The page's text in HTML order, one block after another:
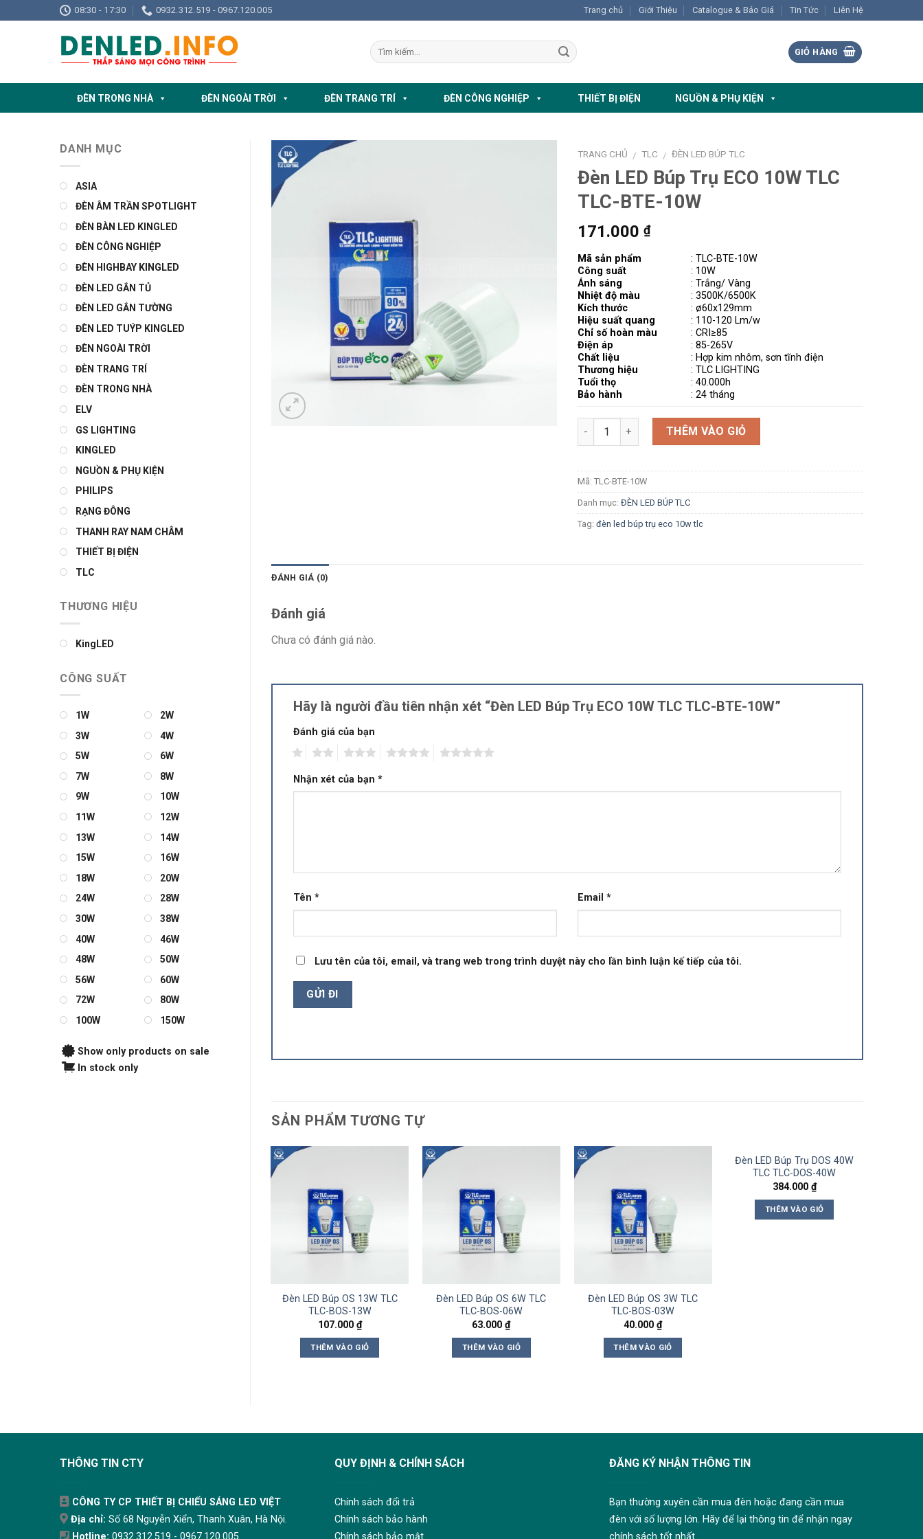
to
08:30 - 17:30 0932.312.519 - 0967.120.005 Trang chủ Giới Thiệu Catalogue & Báo Giá Tin Tức Liên Hệ
GIỎ HÀNG
ĐÈN TRONG NHÀ ĐÈN NGOÀI TRỜI ĐÈN TRANG TRÍ ĐÈN CÔNG NGHIỆP THIẾT BỊ ĐIỆN NGUỒN & PHỤ KIỆN
TRANG CHỦ / TLC / ĐÈN LED BÚP TLC
Đèn LED Búp Trụ ECO 10W TLC
TLC-BTE-10W
171.000 ₫
Mã sản phẩm
Công suất
Ánh sáng
Nhiệt độ màu
Kích thước
Hiệu suất quang
Chỉ số hoàn màu
Điện áp
Chất liệu
Thương hiệu
Tuổi thọ
Bảo hành
: TLC-BTE-10W
: 10W
: Trắng/ Vàng
: 3500K/6500K
: ø60x129mm
: 110-120 Lm/w
: CRI≥85
: 85-265V
: Hợp kim nhôm, sơn tĩnh điện
: TLC LIGHTING
: 40.000h
: 24 tháng
Số lượng THÊM VÀO GIỎ
Mã: TLC-BTE-10W
Danh mục: ĐÈN LED BÚP TLC
Tag: đèn led búp trụ eco 10w tlc
ĐÁNH GIÁ (0)
Đánh giá
Chưa có đánh giá nào.
Hãy là người đầu tiên nhận xét “Đèn LED Búp Trụ ECO 10W TLC TLC-BTE-10W”
Đánh giá của bạn
Nhận xét của bạn *
Tên * Email *
Lưu tên của tôi, email, và trang web trong trình duyệt này cho lần bình luận kế tiếp của tôi.
SẢN PHẨM TƯƠNG TỰ
Đèn LED Búp OS 13W TLC
TLC-BOS-13W
107.000 ₫
THÊM VÀO GIỎ
Đèn LED Búp OS 6W TLC
TLC-BOS-06W
63.000₫
THÊM VÀO GIỎ
Đèn LED Búp OS 3W TLC
TLC-BOS-03W
40.000₫
THÊM VÀO GIỎ
Đèn LED Búp Trụ DOS 40W
TLC TLC-DOS-40W
384.000 ₫
THÊM VÀO GIỎ
DANH MỤC
ASIA
ĐÈN ÂM TRẦN SPOTLIGHT
ĐÈN BÀN LED KINGLED
ĐÈN CÔNG NGHIỆP
ĐÈN HIGHBAY KINGLED
ĐÈN LED GẮN TỦ
ĐÈN LED GẮN TƯỜNG
ĐÈN LED TUÝP KINGLED
ĐÈN NGOÀI TRỜI
ĐÈN TRANG TRÍ
ĐÈN TRONG NHÀ
ELV
GS LIGHTING
KINGLED
NGUỒN & PHỤ KIỆN
PHILIPS
RẠNG ĐÔNG
THANH RAY NAM CHÂM
THIẾT BỊ ĐIỆN
TLC
THƯƠNG HIỆU
KingLED
CÔNG SUẤT
1W
2W
3W
4W
5W
6W
7W
8W
9W
10W
11W
12W
13W
14W
15W
16W
18W
20W
24W
28W
30W
38W
40W
46W
48W
50W
56W
60W
72W
80W
100W
150W
Show only products on sale
In stock only
THÔNG TIN CTY
CÔNG TY CP THIẾT BỊ CHIẾU SÁNG LED VIỆT
Địa chỉ: Số 68 Nguyễn Xiển, Thanh Xuân, Hà Nội.
Hotline: 0932.312.519 - 0967.120.005
QUY ĐỊNH & CHÍNH SÁCH
Chính sách đổi trả
Chính sách bảo hành
Chính sách bảo mật
ĐĂNG KÝ NHẬN THÔNG TIN
Bạn thường xuyên cần mua đèn hoặc đang cần mua
đèn với số lượng lớn. Hãy để lại thông tin để nhận ngay
chính sách tốt nhất.